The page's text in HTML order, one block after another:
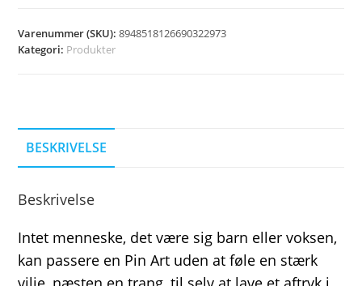
Varenummer (SKU):8948518126690322973
Kategori: Produkter
BESKRIVELSE
Beskrivelse
Intet menneske, det være sig barn eller voksen,
kan passere en Pin Art uden at føle en stærk